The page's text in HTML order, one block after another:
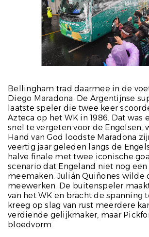
Bellingham trad daarmee in de
Diego Maradona. De Argentijnse
laatste speler die twee keer
Azteca op het WK in 1986. Dat was
snel te vergeten voor de Engelsen,
Hand van God loodste Maradona
veertig jaar geleden langs de
halve finale met twee iconische
scenario dat Engeland niet nog
meemaken. Julián Quiñones wilde
meewerken. De buitenspeler
van het WK en bracht de spanning
kreeg op slag van rust meerdere
verdiende gelijkmaker, maar
bloedvorm.